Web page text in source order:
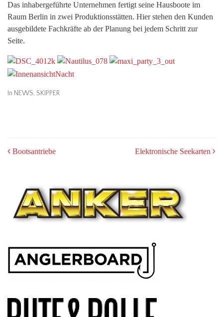
Das inhabergeführte Unternehmen fertigt seine Hausboote im
Raum Berlin in zwei Produktionsstätten. Hier stehen den Kunden
ausgebildete Fachkräfte ab der Planung bei jedem Schritt zur
Seite.
In NEWS, SKIPPER
POST
Bootsantriebe Elektronische Seekarten